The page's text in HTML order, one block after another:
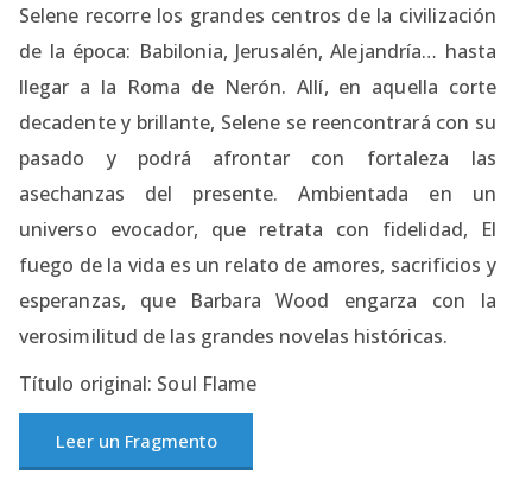
Selene recorre los grandes centros de la civilización
de la época: Babilonia, Jerusalén, Alejandría… hasta
llegar a la Roma de Nerón. Allí, en aquella corte
decadente y brillante, Selene se reencontrará con su
pasado y podrá afrontar con fortaleza las
asechanzas del presente. Ambientada en un
universo evocador, que retrata con fidelidad, El
fuego de la vida es un relato de amores, sacrificios y
esperanzas, que Barbara Wood engarza con la
verosimilitud de las grandes novelas históricas.
Título original: Soul Flame
Leer un Fragmento